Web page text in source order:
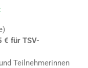
€ für TSV-
Teilnehmerinnen